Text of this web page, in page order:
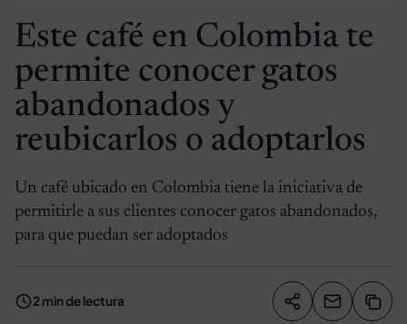
Este café en Colombia te
permite conocer gatos
abandonados y
reubicarlos o adoptarlos
Un café ubicado en Colombia tiene la iniciativa de
permitirle a sus clientes conocer gatos abandonados,
para que puedan ser adoptados
2 min de lectura Compartir